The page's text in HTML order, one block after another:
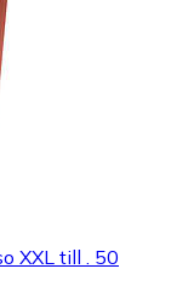
XXL till . 50